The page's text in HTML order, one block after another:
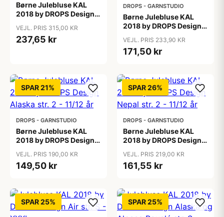
Børne Julebluse KAL
2018 by DROPS Design
VEJL. PRIS 315,00 KR
237,65 kr
DROPS - GARNSTUDIO
Børne Julebluse KAL
2018 by DROPS Design
str. 2 - 11/12 år
VEJL. PRIS 233,90 KR
171,50 kr
SPAR 21%
DROPS - GARNSTUDIO
Børne Julebluse KAL
2018 by DROPS Design
VEJL. PRIS 190,00 KR
149,50 kr
SPAR 26%
DROPS - GARNSTUDIO
Børne Julebluse KAL
2018 by DROPS Design
VEJL. PRIS 219,00 KR
161,55 kr
SPAR 25% SPAR 25%